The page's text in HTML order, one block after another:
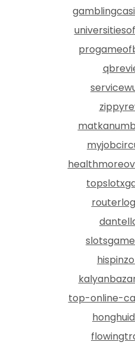
top-online-